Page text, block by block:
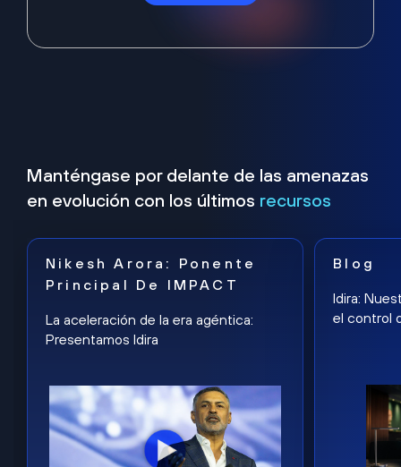
Manténgase por delante de las amenazas
en evolución con los últimos recursos
Nikesh Arora: Ponente
Principal De IMPACT
La aceleración de la era agéntica:
Presentamos Idira
Blog
Idira:
el control